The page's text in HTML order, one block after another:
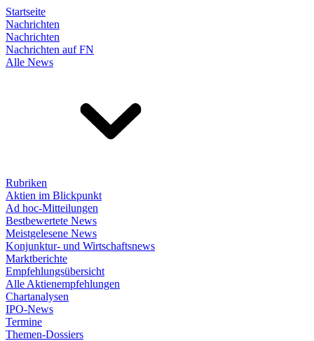
Startseite
Nachrichten
Nachrichten
Nachrichten auf FN
Alle News
Rubriken
Aktien im Blickpunkt
Ad hoc-Mitteilungen
Bestbewertete News
Meistgelesene News
Konjunktur- und Wirtschaftsnews
Marktberichte
Empfehlungsübersicht
Alle Aktienempfehlungen
Chartanalysen
IPO-News
Termine
Themen-Dossiers